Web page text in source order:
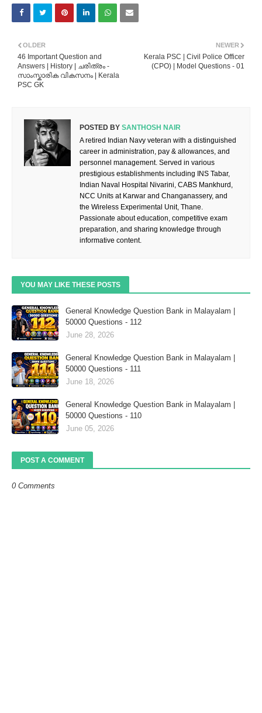
NEWER
Kerala PSC | Civil Police Officer
(CPO) | Model Questions - 01
OLDER
46 Important Question and
Answers | History | ചരിത്രം -
സാംസ്കാരിക വികസനം | Kerala
PSC GK
POSTED BY SANTHOSH NAIR
A retired Indian Navy veteran with a distinguished
career in administration, pay & allowances, and
personnel management. Served in various
prestigious establishments including INS Tabar,
Indian Naval Hospital Nivarini, CABS Mankhurd,
NCC Units at Karwar and Changanassery, and
the Wireless Experimental Unit, Thane.
Passionate about education, competitive exam
preparation, and sharing knowledge through
informative content.
YOU MAY LIKE THESE POSTS
General Knowledge Question Bank in Malayalam |
50000 Questions - 112
June 28, 2026
General Knowledge Question Bank in Malayalam |
50000 Questions - 111
June 18, 2026
General Knowledge Question Bank in Malayalam |
50000 Questions - 110
June 05, 2026
POST A COMMENT
0 Comments